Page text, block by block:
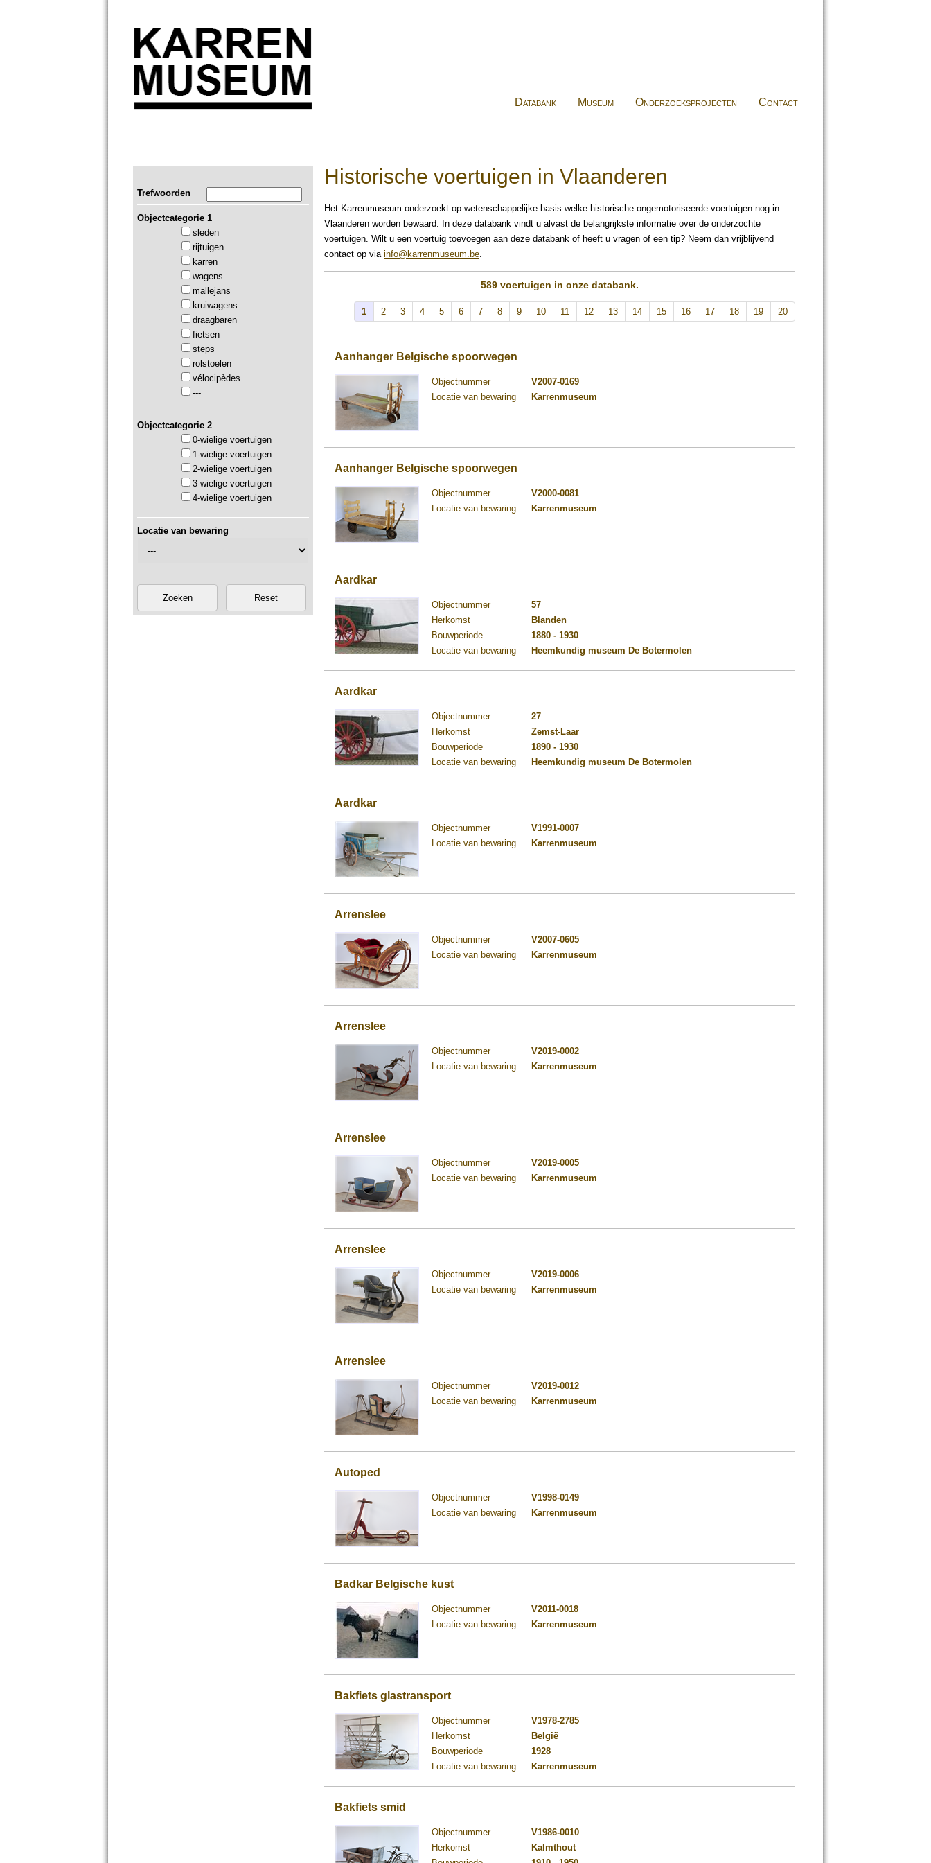
Databank Museum Onderzoeksprojecten Contact
Trefwoorden
Objectcategorie 1
sleden
rijtuigen
karren
wagens
mallejans
kruiwagens
draagbaren
fietsen
steps
rolstoelen
vélocipèdes
---
Objectcategorie 2
0-wielige voertuigen
1-wielige voertuigen
2-wielige voertuigen
3-wielige voertuigen
4-wielige voertuigen
Locatie van bewaring
Historische voertuigen in Vlaanderen
Het Karrenmuseum onderzoekt op wetenschappelijke basis welke historische ongemotoriseerde voertuigen nog in
Vlaanderen worden bewaard. In deze databank vindt u alvast de belangrijkste informatie over de onderzochte
voertuigen. Wilt u een voertuig toevoegen aan deze databank of heeft u vragen of een tip? Neem dan vrijblijvend
contact op via info@karrenmuseum.be.
589 voertuigen in onze databank.
1 2 3 4 5 6 7 8 9 10 11 12 13 14 15 16 17 18 19 20
Aanhanger Belgische spoorwegen
Objectnummer
V2007-0169
Locatie van bewaring
Karrenmuseum
Aanhanger Belgische spoorwegen
Objectnummer
V2000-0081
Locatie van bewaring
Karrenmuseum
Aardkar
Objectnummer
57
Herkomst
Blanden
Bouwperiode
1880 - 1930
Locatie van bewaring
Heemkundig museum De Botermolen
Aardkar
Objectnummer
27
Herkomst
Zemst-Laar
Bouwperiode
1890 - 1930
Locatie van bewaring
Heemkundig museum De Botermolen
Aardkar
Objectnummer
V1991-0007
Locatie van bewaring
Karrenmuseum
Arrenslee
Objectnummer
V2007-0605
Locatie van bewaring
Karrenmuseum
Arrenslee
Objectnummer
V2019-0002
Locatie van bewaring
Karrenmuseum
Arrenslee
Objectnummer
V2019-0005
Locatie van bewaring
Karrenmuseum
Arrenslee
Objectnummer
V2019-0006
Locatie van bewaring
Karrenmuseum
Arrenslee
Objectnummer
V2019-0012
Locatie van bewaring
Karrenmuseum
Autoped
Objectnummer
V1998-0149
Locatie van bewaring
Karrenmuseum
Badkar Belgische kust
Objectnummer
V2011-0018
Locatie van bewaring
Karrenmuseum
Bakfiets glastransport
Objectnummer
V1978-2785
Herkomst
België
Bouwperiode
1928
Locatie van bewaring
Karrenmuseum
Bakfiets smid
Objectnummer
V1986-0010
Herkomst
Kalmthout